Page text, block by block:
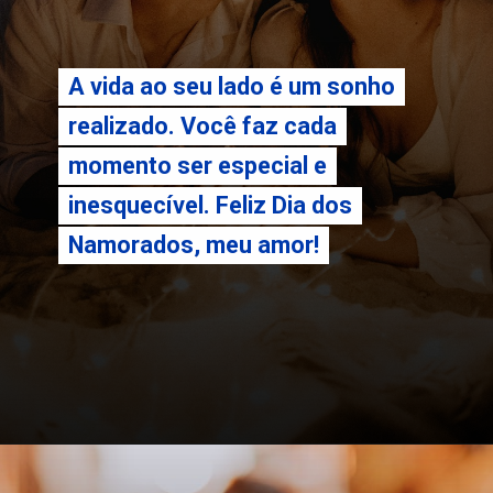
A vida ao seu lado é um sonho
realizado. Você faz cada
momento ser especial e
inesquecível. Feliz Dia dos
Namorados, meu amor!
A vida ao seu lado é um sonho
realizado. Você faz cada
momento ser especial e
inesquecível. Feliz Dia dos
Namorados, meu amor!